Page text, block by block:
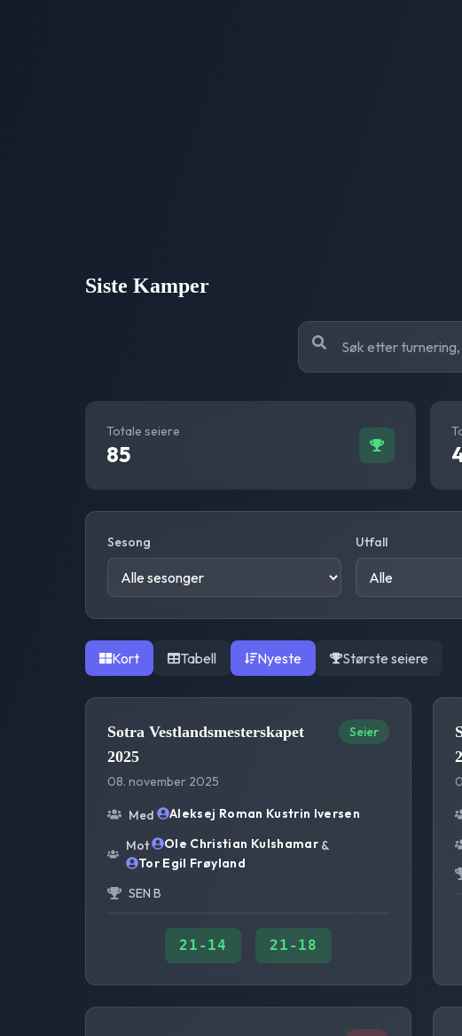
Siste Kamper
Totale seiere
85
Sesong Utfall
Kort Tabell Nyeste Største seiere
Sotra Vestlandsmesterskapet
2025
08. november 2025
Seier
Med
Aleksej Roman Kustrin Iversen
Mot
Ole Christian Kulshamar &
Tor Egil Frøyland
SEN B
21 -14 21 -18